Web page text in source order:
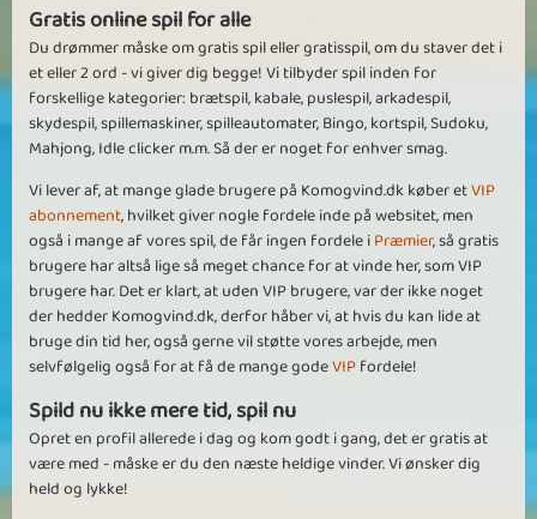
Gratis online spil for alle
Du drømmer måske om gratis spil eller gratisspil, om du staver det i
et eller 2 ord - vi giver dig begge! Vi tilbyder spil inden for
forskellige kategorier: brætspil, kabale, puslespil, arkadespil,
skydespil, spillemaskiner, spilleautomater, Bingo, kortspil, Sudoku,
Mahjong, Idle clicker m.m. Så der er noget for enhver smag.
Vi lever af, at mange glade brugere på Komogvind.dk køber etVIP
abonnement, hvilket giver nogle fordele inde på websitet, men
også i mange af vores spil, de får ingen fordele iPræmier, så gratis
brugere har altså lige så meget chance for at vinde her, som VIP
brugere har. Det er klart, at uden VIP brugere, var der ikke noget
der hedder Komogvind.dk, derfor håber vi, at hvis du kan lide at
bruge din tid her, også gerne vil støtte vores arbejde, men
selvfølgelig også for at få de mange godeVIPfordele!
Spild nu ikke mere tid, spil nu
Opret en profil allerede i dag og kom godt i gang, det er gratis at
være med - måske er du den næste heldige vinder. Vi ønsker dig
held og lykke!